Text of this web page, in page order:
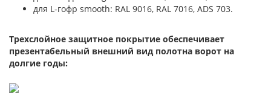
для L-гофр smooth: RAL 9016, RAL 7016, ADS 703.
Трехслойное защитное покрытие обеспечивает
презентабельный внешний вид полотна ворот на
долгие годы: